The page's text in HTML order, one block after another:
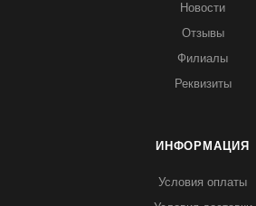
Новости
Отзывы
Филиалы
Реквизиты
ИНФОРМАЦИЯ
Условия оплаты